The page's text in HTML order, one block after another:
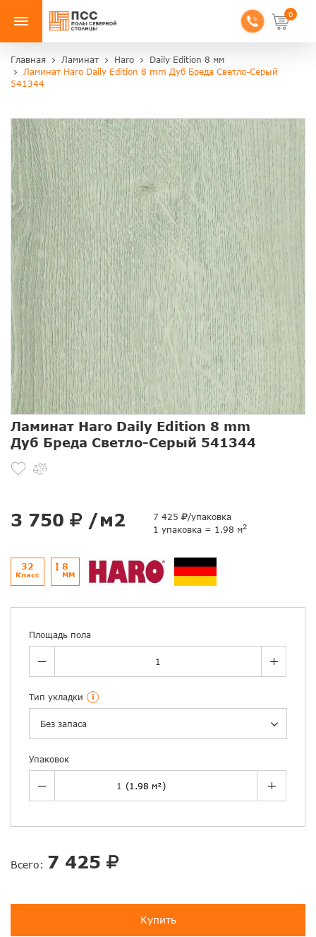
0
Главная Ламинат Haro
Daily Edition 8 мм
Ламинат Haro Daily Edition 8 mm Дуб Бреда Светло-Серый
541344
Ламинат Haro Daily Edition 8 mm
Дуб Бреда Светло-Серый 541344
3 750 /м2 7 425
/упаковка
1 упаковка = 1.98 м2
32
Класс
8
ММ
Площадь пола
Тип укладки i
Без запаса
Упаковок
Всего: 7 425
Купить